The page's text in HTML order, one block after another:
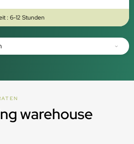
: 6-12 Stunden
warehouse